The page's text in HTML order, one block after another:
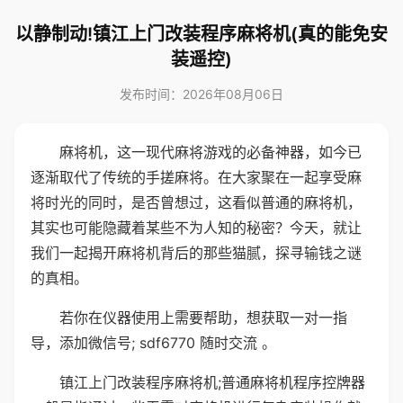
以静制动!镇江上门改装程序麻将机(真的能免安
装遥控)
发布时间：2026年08月06日
麻将机，这一现代麻将游戏的必备神器，如今已
逐渐取代了传统的手搓麻将。在大家聚在一起享受麻
将时光的同时，是否曾想过，这看似普通的麻将机，
其实也可能隐藏着某些不为人知的秘密？今天，就让
我们一起揭开麻将机背后的那些猫腻，探寻输钱之谜
的真相。
若你在仪器使用上需要帮助，想获取一对一指
导，添加微信号; sdf6770 随时交流 。
镇江上门改装程序麻将机;普通麻将机程序控牌器